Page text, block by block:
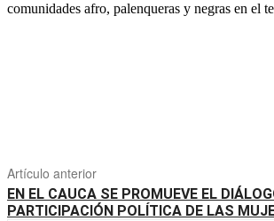
comunidades afro, palenqueras y negras en el
Artículo anterior
EN EL CAUCA SE PROMUEVE EL
PARTICIPACIÓN POLÍTICA DE LAS